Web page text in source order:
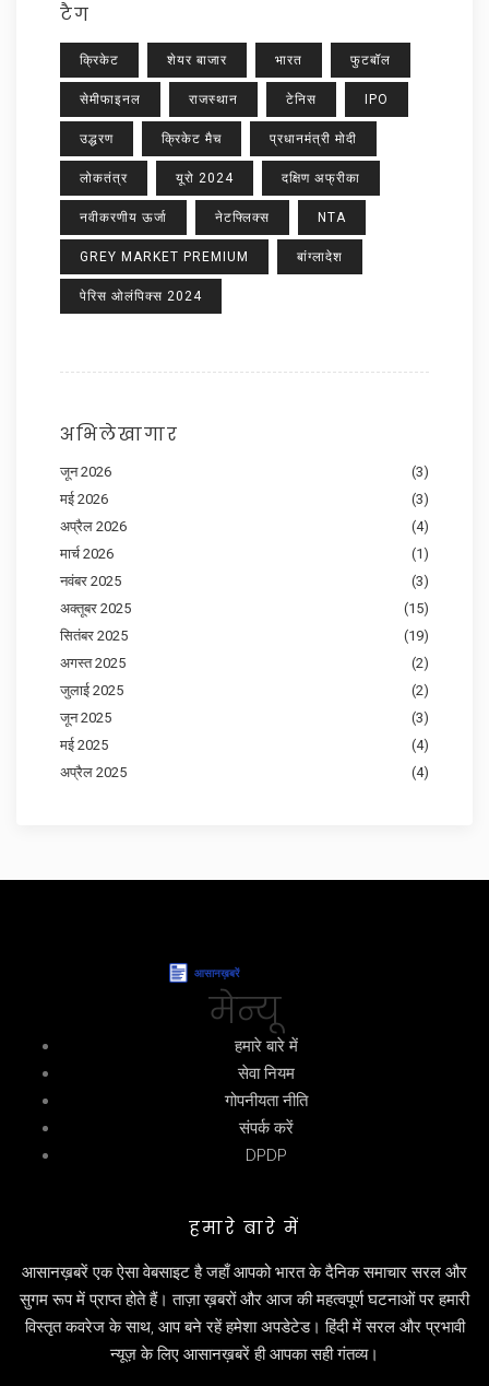
टैग
क्रिकेट शेयर बाजार भारत फुटबॉल
सेमीफाइनल राजस्थान टेनिस IPO
उद्धरण क्रिकेट मैच प्रधानमंत्री मोदी
लोकतंत्र यूरो 2024 दक्षिण अफ्रीका
नवीकरणीय ऊर्जा नेटफ्लिक्स NTA
GREY MARKET PREMIUM बांग्लादेश
पेरिस ओलंपिक्स 2024
अभिलेखागार
जून 2026
(3)
मई 2026
(3)
अप्रैल 2026
(4)
मार्च 2026
(1)
नवंबर 2025
(3)
अक्तूबर 2025
(15)
सितंबर 2025
(19)
अगस्त 2025
(2)
जुलाई 2025
(2)
जून 2025
(3)
मई 2025
(4)
अप्रैल 2025
(4)
मेन्यू
हमारे बारे में
सेवा नियम
गोपनीयता नीति
संपर्क करें
DPDP
हमारे बारे में
आसानख़बरें एक ऐसा वेबसाइट है जहाँ आपको भारत के दैनिक समाचार सरल और
सुगम रूप में प्राप्त होते हैं। ताज़ा ख़बरों और आज की महत्वपूर्ण घटनाओं पर हमारी
विस्तृत कवरेज के साथ, आप बने रहें हमेशा अपडेटेड। हिंदी में सरल और प्रभावी
न्यूज़ के लिए आसानख़बरें ही आपका सही गंतव्य।